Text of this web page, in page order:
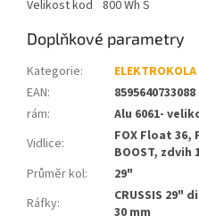
Velikost kod 800 Wh S
Doplňkové parametry
Kategorie:
ELEKTROKOLA
EAN:
8595640733088
rám:
Alu 6061-
Vidlice:
FOX Float 36,
BOOST, zdvih
Průměr kol:
29"
Ráfky:
CRUSSIS 29"
30 mm